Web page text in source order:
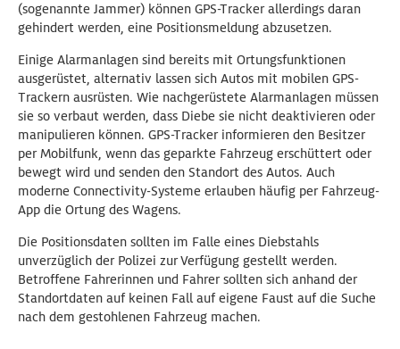
(sogenannte Jammer) können GPS-Tracker allerdings daran
gehindert werden, eine Positionsmeldung abzusetzen.
Einige Alarmanlagen sind bereits mit Ortungsfunktionen
ausgerüstet, alternativ lassen sich Autos mit mobilen GPS-
Trackern ausrüsten. Wie nachgerüstete Alarmanlagen müssen
sie so verbaut werden, dass Diebe sie nicht deaktivieren oder
manipulieren können. GPS-Tracker informieren den Besitzer
per Mobilfunk, wenn das geparkte Fahrzeug erschüttert oder
bewegt wird und senden den Standort des Autos. Auch
moderne Connectivity-Systeme erlauben häufig per Fahrzeug-
App die Ortung des Wagens.
Die Positionsdaten sollten im Falle eines Diebstahls
unverzüglich der Polizei zur Verfügung gestellt werden.
Betroffene Fahrerinnen und Fahrer sollten sich anhand der
Standortdaten auf keinen Fall auf eigene Faust auf die Suche
nach dem gestohlenen Fahrzeug machen.